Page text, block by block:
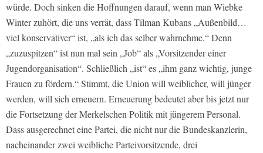
würde. Doch sinken die Hoffnungen darauf, wenn man Wiebke
Winter zuhört, die uns verrät, dass Tilman Kubans „Außenbild…
viel konservativer“ ist, „als ich das selber wahrnehme.“ Denn
„zuzuspitzen“ ist nun mal sein „Job“ als „Vorsitzender einer
Jugendorganisation“. Schließlich „ist“ es „ihm ganz wichtig, junge
Frauen zu fördern.“ Stimmt, die Union will weiblicher, will jünger
werden, will sich erneuern. Erneuerung bedeutet aber bis jetzt nur
die Fortsetzung der Merkelschen Politik mit jüngerem Personal.
Dass ausgerechnet eine Partei, die nicht nur die Bundeskanzlerin,
nacheinander zwei weibliche Parteivorsitzende, drei